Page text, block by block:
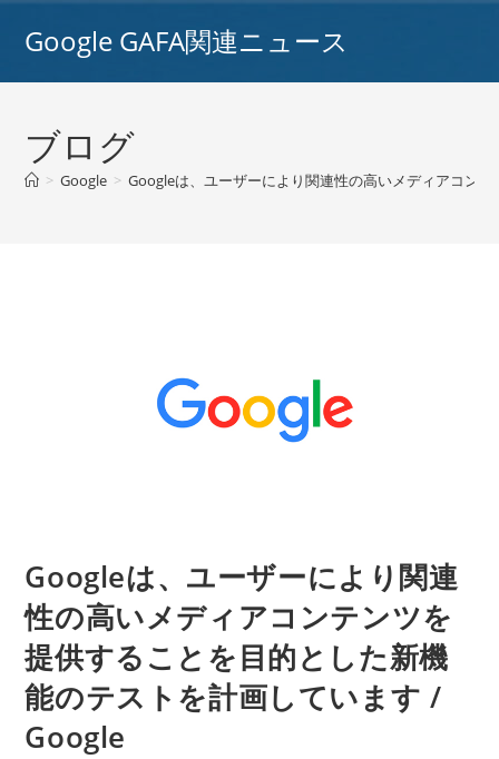
Google GAFA関連ニュース
ブログ
> Google > Googleは、ユーザーにより関連性の高いメディアコン
Googleは、ユーザーにより関連
性の高いメディアコンテンツを
提供することを目的とした新機
能のテストを計画しています /
Google